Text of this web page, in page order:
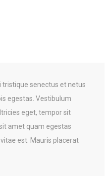
senectus et netus
egestas. Vestibulum
eget, tempor sit
amet quam egestas
est. Mauris placerat